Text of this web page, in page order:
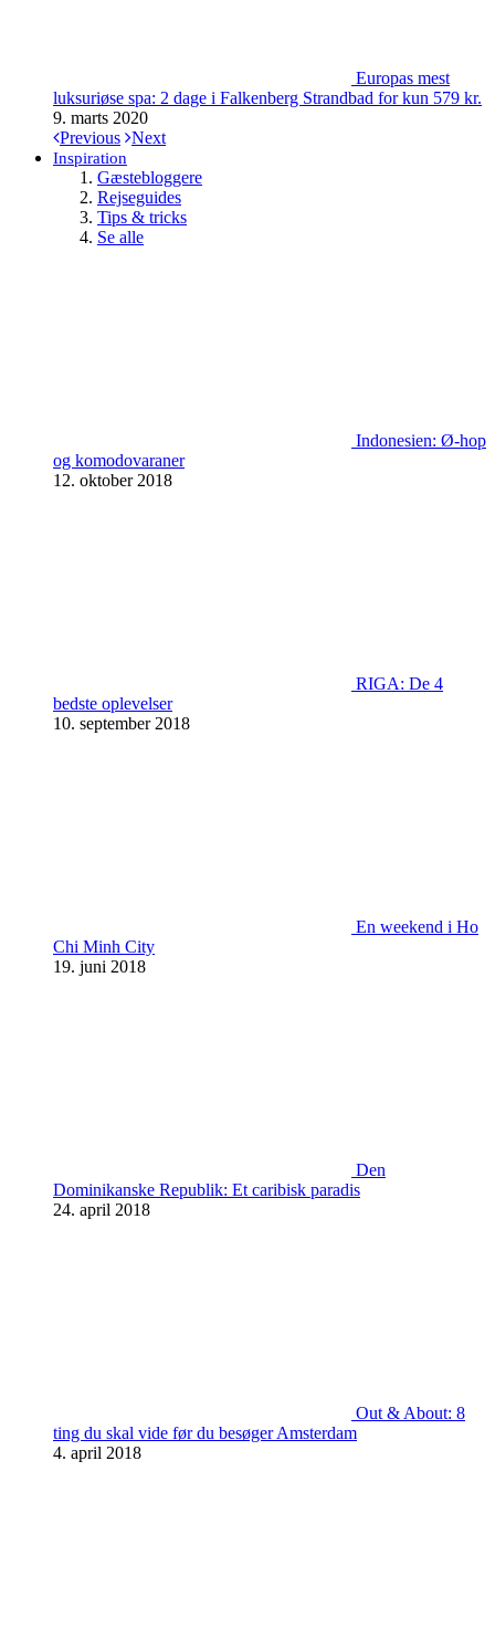
Europas mest
luksuriøse spa: 2 dage i Falkenberg Strandbad for kun 579 kr.
9. marts 2020
Previous Next
Inspiration
Gæstebloggere
Rejseguides
Tips & tricks
Se alle
Indonesien: Ø-hop
og komodovaraner
12. oktober 2018
RIGA: De 4
bedste oplevelser
10. september 2018
En weekend i Ho
Chi Minh City
19. juni 2018
Den
Dominikanske Republik: Et caribisk paradis
24. april 2018
Out & About: 8
ting du skal vide før du besøger Amsterdam
4. april 2018